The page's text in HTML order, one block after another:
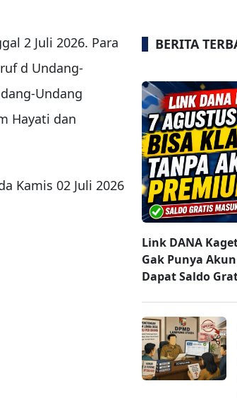
2 Juli 2026. Para
d Undang-
Undang
Hayati dan
Kamis 02 Juli 2026
BERITA
Link DANA
Gak Punya
Dapat Saldo